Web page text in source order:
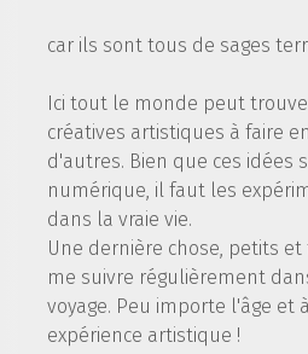
car ils sont tous de sages
Ici tout le monde peut
créatives artistiques à faire
d'autres. Bien que ces idées
numérique, il faut les
dans la vraie vie.
Une dernière chose, petits
me suivre régulièrement
voyage. Peu importe l'âge et
expérience artistique !